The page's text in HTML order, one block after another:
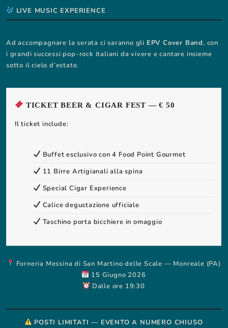
LIVE MUSIC EXPERIENCE
Ad accompagnare la serata ci saranno gli EPV Cover Band, con
i grandi successi pop-rock italiani da vivere e cantare insieme
sotto il cielo d’estate.
TICKET BEER & CIGAR FEST — € 50
Il ticket include:
Buffet esclusivo con 4 Food Point Gourmet
11 Birre Artigianali alla spina
Special Cigar Experience
Calice degustazione ufficiale
Taschino porta bicchiere in omaggio
Forneria Messina di San Martino delle Scale — Monreale (PA)
15 Giugno 2026
Dalle ore 19:30
POSTI LIMITATI — EVENTO A NUMERO CHIUSO